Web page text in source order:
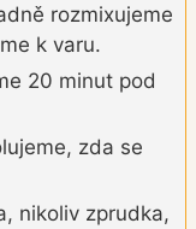
rozmixujeme
k varu.
20 minut pod
zda se
nikoliv zprudka,